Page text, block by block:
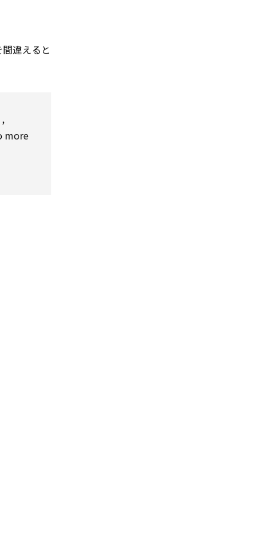
違えると
,
more